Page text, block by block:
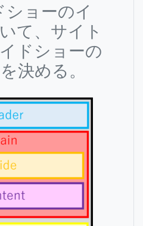
ョーのイ
て、サイト
ドショーの
決める。